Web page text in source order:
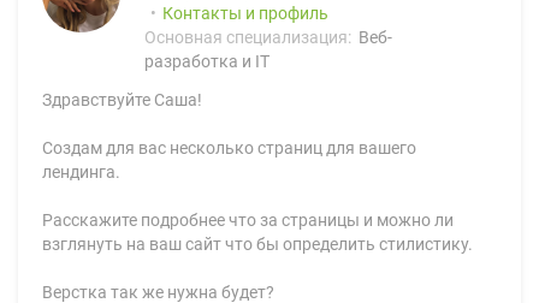
Контакты и профиль
Основная специализация: Веб-
разработка и IT
Здравствуйте Саша!
Создам для вас несколько страниц для вашего
лендинга.
Расскажите подробнее что за страницы и можно ли
взглянуть на ваш сайт что бы определить стилистику.
Верстка так же нужна будет?